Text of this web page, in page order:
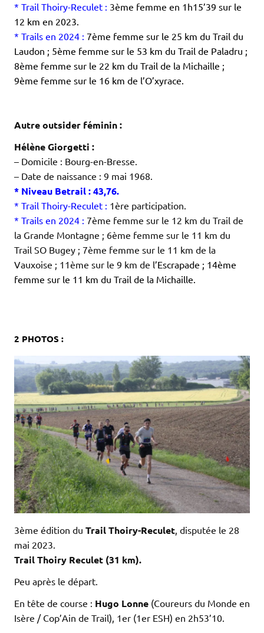
* Trail Thoiry-Reculet : 3ème femme en 1h15’39 sur le
12 km en 2023.
* Trails en 2024 : 7ème femme sur le 25 km du Trail du
Laudon ; 5ème femme sur le 53 km du Trail de Paladru ;
8ème femme sur le 22 km du Trail de la Michaille ;
9ème femme sur le 16 km de l’O’xyrace.
Autre outsider féminin :
Hélène Giorgetti :
– Domicile : Bourg-en-Bresse.
– Date de naissance : 9 mai 1968.
* Niveau Betrail : 43,76.
* Trail Thoiry-Reculet : 1ère participation.
* Trails en 2024 : 7ème femme sur le 12 km du Trail de
la Grande Montagne ; 6ème femme sur le 11 km du
Trail SO Bugey ; 7ème femme sur le 11 km de la
Vauxoise ; 11ème sur le 9 km de l’Escrapade ; 14ème
femme sur le 11 km du Trail de la Michaille.
2 PHOTOS :
3ème édition du Trail Thoiry-Reculet , disputée le 28
mai 2023.
Trail Thoiry Reculet (31 km).
Peu après le départ.
En tête de course : Hugo Lonne (Coureurs du Monde en
Isère / Cop’Ain de Trail), 1er (1er ESH) en 2h53’10.